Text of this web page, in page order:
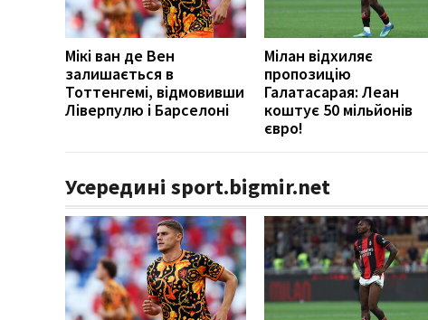
Мікі ван де Вен
залишається в
Тоттенгемі, відмовивши
Ліверпулю і Барселоні
Мілан відхиляє
пропозицію
Галатасарая: Леан
коштує 50 мільйонів
євро!
Усередині sport.bigmir.net